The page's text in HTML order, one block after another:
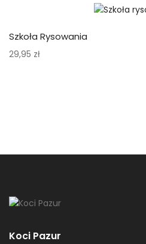
Szkoła Rysowania
29,95 zł
Koci Pazur